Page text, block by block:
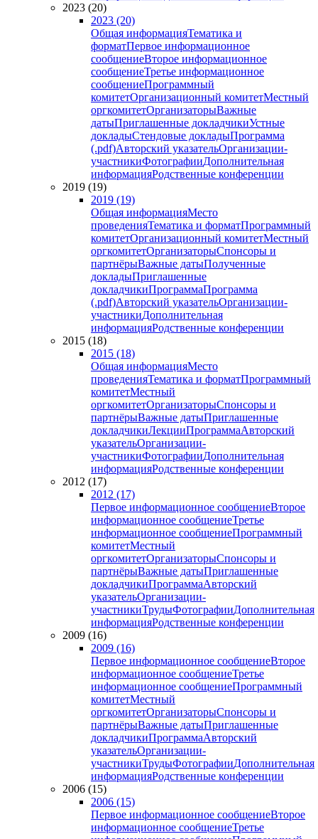
2023 (20)
2023 (20)
Общая информацияТематика и
форматПервое информационное
сообщениеВторое информационное
сообщениеТретье информационное
сообщениеПрограммный
комитетОрганизационный комитетМестный
оргкомитетОрганизаторыВажные
датыПриглашенные докладчикиУстные
докладыСтендовые докладыПрограмма
(.pdf)Авторский указательОрганизации-
участникиФотографииДополнительная
информацияРодственные конференции
2019 (19)
2019 (19)
Общая информацияМесто
проведенияТематика и форматПрограммный
комитетОрганизационный комитетМестный
оргкомитетОрганизаторыСпонсоры и
партнёрыВажные датыПолученные
докладыПриглашенные
докладчикиПрограммаПрограмма
(.pdf)Авторский указательОрганизации-
участникиДополнительная
информацияРодственные конференции
2015 (18)
2015 (18)
Общая информацияМесто
проведенияТематика и форматПрограммный
комитетМестный
оргкомитетОрганизаторыСпонсоры и
партнёрыВажные датыПриглашенные
докладчикиЛекцииПрограммаАвторский
указательОрганизации-
участникиФотографииДополнительная
информацияРодственные конференции
2012 (17)
2012 (17)
Первое информационное сообщениеВторое
информационное сообщениеТретье
информационное сообщениеПрограммный
комитетМестный
оргкомитетОрганизаторыСпонсоры и
партнёрыВажные датыПриглашенные
докладчикиПрограммаАвторский
указательОрганизации-
участникиТрудыФотографииДополнительная
информацияРодственные конференции
2009 (16)
2009 (16)
Первое информационное сообщениеВторое
информационное сообщениеТретье
информационное сообщениеПрограммный
комитетМестный
оргкомитетОрганизаторыСпонсоры и
партнёрыВажные датыПриглашенные
докладчикиПрограммаАвторский
указательОрганизации-
участникиТрудыФотографииДополнительная
информацияРодственные конференции
2006 (15)
2006 (15)
Первое информационное сообщениеВторое
информационное сообщениеТретье